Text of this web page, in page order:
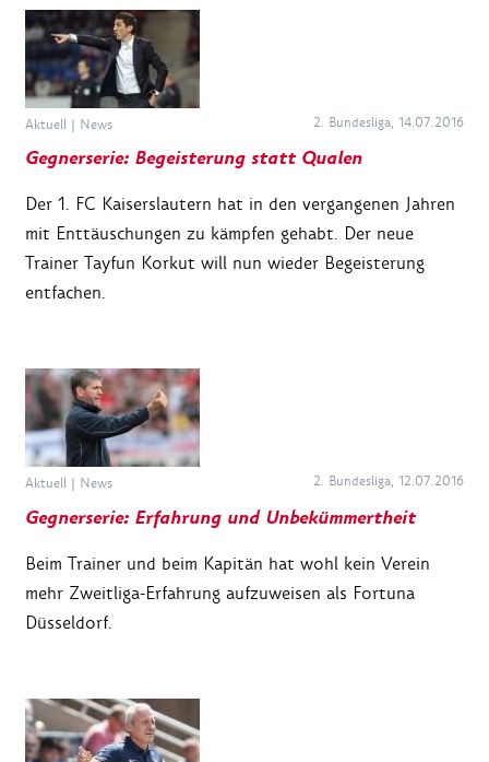
Aktuell | News 2. Bundesliga, 14.07.2016
Gegnerserie: Begeisterung statt Qualen
Der 1. FC Kaiserslautern hat in den vergangenen Jahren
mit Enttäuschungen zu kämpfen gehabt. Der neue
Trainer Tayfun Korkut will nun wieder Begeisterung
entfachen.
Aktuell | News 2. Bundesliga, 12.07.2016
Gegnerserie: Erfahrung und Unbekümmertheit
Beim Trainer und beim Kapitän hat wohl kein Verein
mehr Zweitliga-Erfahrung aufzuweisen als Fortuna
Düsseldorf.